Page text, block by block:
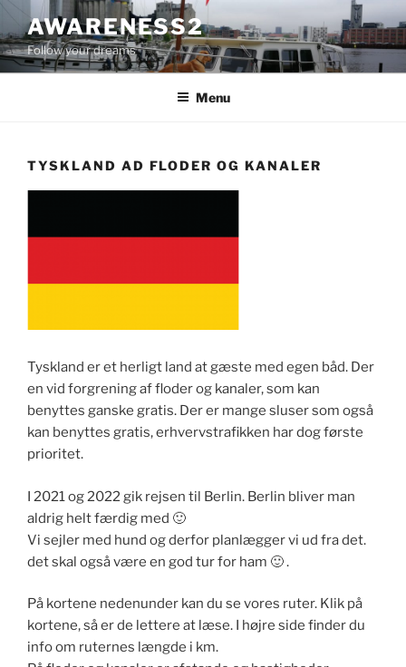
til
indhold
AWARENESS2
Follow your dreams
Menu
TYSKLAND AD FLODER OG KANALER
Tyskland er et herligt land at gæste med egen båd. Der
en vid forgrening af floder og kanaler, som kan
benyttes ganske gratis. Der er mange sluser som også
kan benyttes gratis, erhvervstrafikken har dog første
prioritet.
I 2021 og 2022 gik rejsen til Berlin. Berlin bliver man
aldrig helt færdig med 🙂
Vi sejler med hund og derfor planlægger vi ud fra det.
det skal også være en god tur for ham 🙂 .
På kortene nedenunder kan du se vores ruter. Klik på
kortene, så er de lettere at læse. I højre side finder du
info om ruternes længde i km.